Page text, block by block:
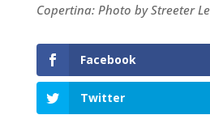
Copertina: Photo by Streeter
Facebook
Twitter